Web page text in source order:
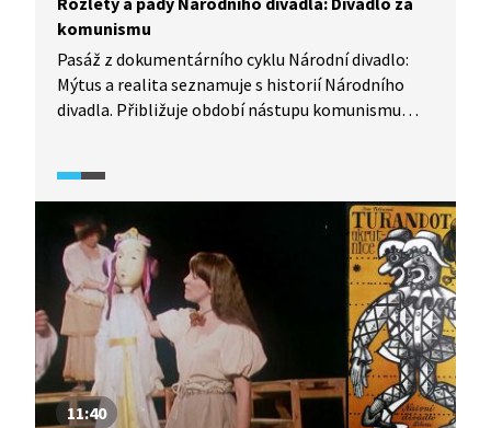
komunismu
Pasáž z dokumentárního cyklu Národní divadlo:
Mýtus a realita seznamuje s historií Národního
divadla. Přibližuje období nástupu komunismu
divadelních režisérů a dalších postav, které byly
11:40